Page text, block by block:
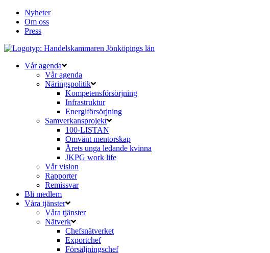
Nyheter
Om oss
Press
Vår agenda
Vår agenda
Näringspolitik
Kompetensförsörjning
Infrastruktur
Energiförsörjning
Samverkansprojekt
100-LISTAN
Omvänt mentorskap
Årets unga ledande kvinna
JKPG work life
Vår vision
Rapporter
Remissvar
Bli medlem
Våra tjänster
Våra tjänster
Nätverk
Chefsnätverket
Exportchef
Försäljningschef